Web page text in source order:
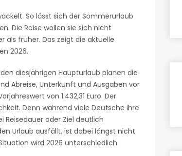
So lässt sich der Sommerurlaub
Die Reise wollen sie sich nicht
als früher. Das zeigt die aktuelle
2026.
diesjährigen Haupturlaub planen die
Abreise, Unterkunft und Ausgaben vor
von 1.432,31 Euro. Der
Denn während viele Deutsche ihre
Reisedauer oder Ziel deutlich
Urlaub ausfällt, ist dabei längst nicht
wird 2026 unterschiedlich